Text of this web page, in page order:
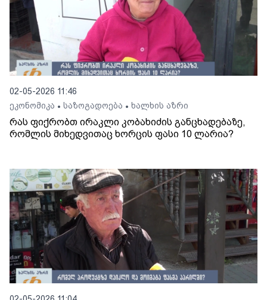
02-05-2026 11:46
ეკონომიკა • საზოგადოება • ხალხის აზრი
რას ფიქრობთ ირაკლი კობახიძის განცხადებაზე,
რომლის მიხედვითაც ხორცის ფასი 10 ლარია?